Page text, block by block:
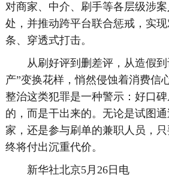
对商家、中介、刷手等各层级涉
处，并推动跨平台联合惩戒，实
条、穿透式打击。
从刷好评到删差评，从造假到
产”变换花样，悄然侵蚀着消费信
整治这类犯罪是一种警示：好口
的，而是干出来的。无论是试图
家，还是参与刷单的兼职人员，只
终将付出沉重代价。
新华社北京5月26日电